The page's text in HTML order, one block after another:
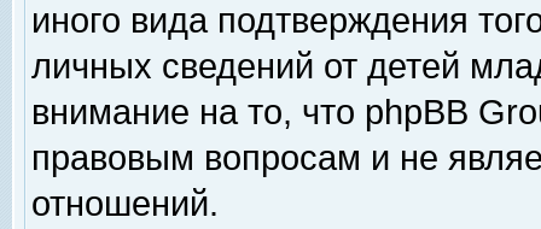
иного вида подтверждения
личных сведений от детей
внимание на то, что phpBB
правовым вопросам и не
отношений.